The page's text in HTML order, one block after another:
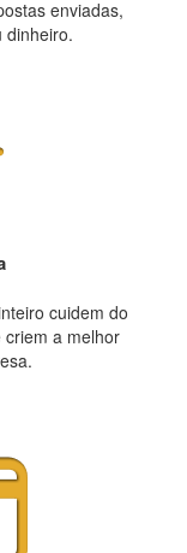
enviadas,
dinheiro.
cuidem do
a melhor